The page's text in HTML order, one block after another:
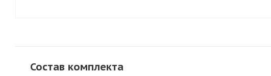
Состав комплекта